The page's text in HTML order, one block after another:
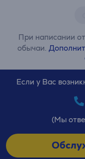
При написании
обычаи.
Если у Вас
(Мы